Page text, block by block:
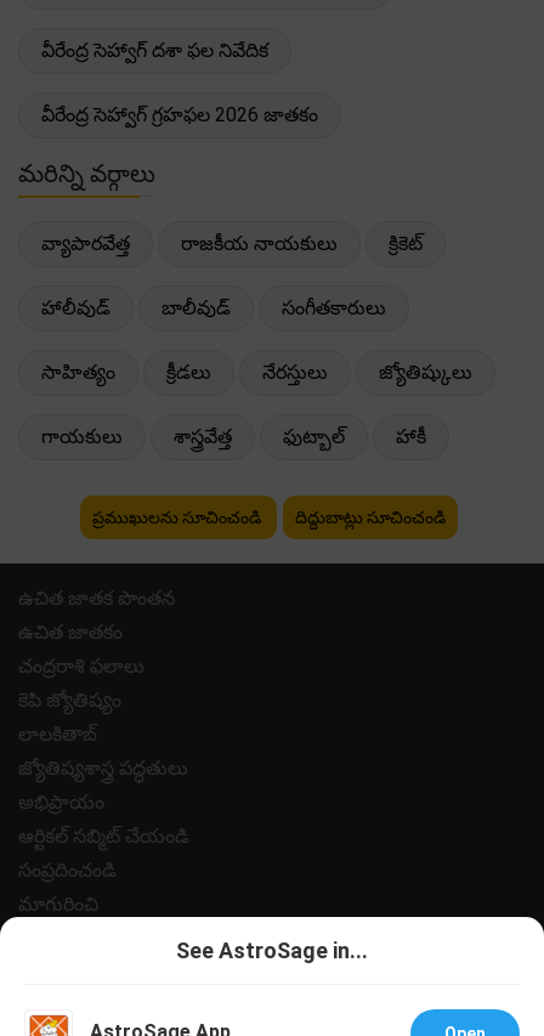
వీరేంద్ర సెహ్వాగ్ దశా ఫల నివేదిక
వీరేంద్ర సెహ్వాగ్ గ్రహఫల 2026 జాతకం
మరిన్ని వర్గాలు
వ్యాపారవేత్త రాజకీయ నాయకులు క్రికెట్
హాలీవుడ్ బాలీవుడ్ సంగీతకారులు
సాహిత్యం క్రీడలు నేరస్తులు జ్యోతిష్కులు
గాయకులు శాస్త్రవేత్త ఫుట్బాల్ హాకీ
ప్రముఖులను సూచించండి దిద్దుబాట్లు సూచించండి
ఉచిత జాతక పొంతన
ఉచిత జాతకం
చంద్రరాశి ఫలాలు
కెపి జ్యోతిష్యం
లాలకితాబ్
జ్యోతిష్యశాస్త్ర పద్ధతులు
అభిప్రాయం
ఆర్టికల్ సబ్మిట్ చేయండి
సంప్రదించండి
మాగురించి
See AstroSage in...